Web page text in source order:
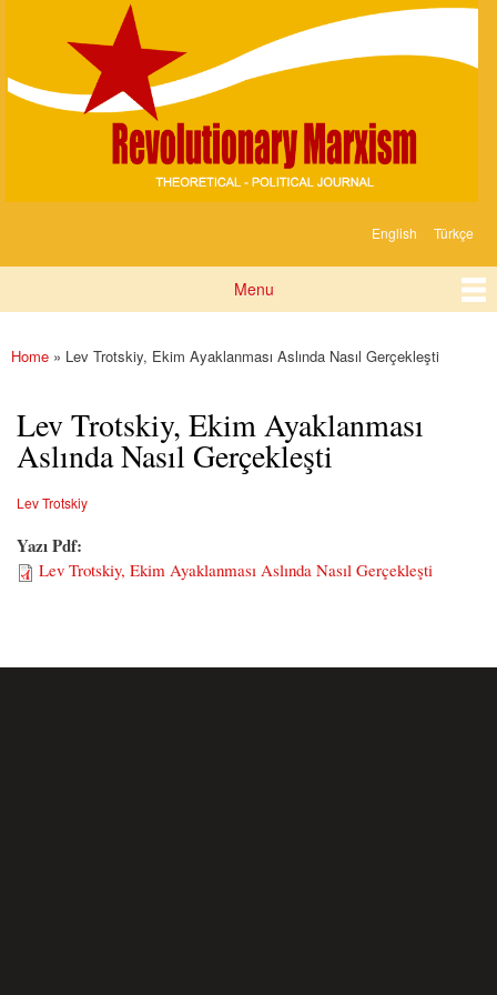
content
Marksizm
English Türkçe
Menu
You are here
Home » Lev Trotskiy, Ekim Ayaklanması Aslında Nasıl Gerçekleşti
Lev Trotskiy, Ekim Ayaklanması
Aslında Nasıl Gerçekleşti
Lev Trotskiy
Yazı Pdf:
Lev Trotskiy, Ekim Ayaklanması Aslında Nasıl Gerçekleşti